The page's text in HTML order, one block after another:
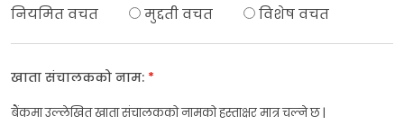
नियमित वचत
मुद्दती वचत विशेष वचत
खाता संचालकको नाम: *
बैंकमा उल्लेखित खाता संचालकको नामको हस्ताक्षर मात्र चल्ने छ |